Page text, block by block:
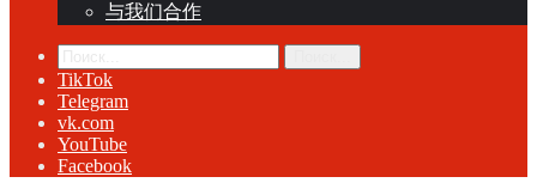
与我们合作
TikTok
Telegram
vk.com
YouTube
Facebook